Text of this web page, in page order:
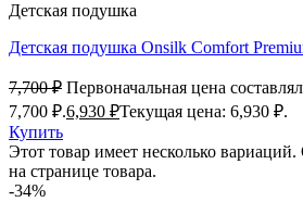
Детская подушка
Детская подушка Onsilk Comfort
7,700₽ Первоначальная цена
7,700 ₽.6,930 ₽Текущая цена: 6,930 ₽.
Купить
Этот товар имеет несколько
на странице товара.
-34%